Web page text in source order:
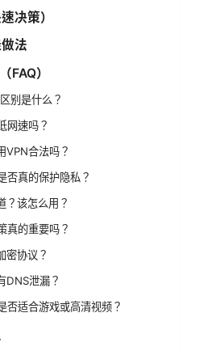
决策）
法
FAQ）
别是什么？
网速吗？
VPN合法吗？
否真的保护隐私？
？该怎么用？
真的重要吗？
密协议？
DNS泄漏？
否适合游戏或高清视频？